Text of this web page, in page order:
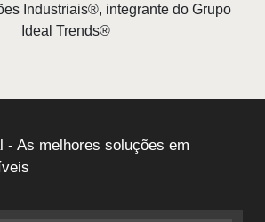
Industriais®, integrante do Grupo
Ideal Trends®
- As melhores soluções em